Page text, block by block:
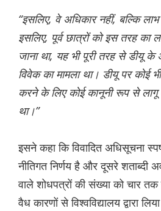
“इसलिए, वे अधिकार नहीं, बल्कि
इसलिए, पूर्व छात्रों को इस तरह का
जाना था, यह भी पूरी तरह से डीयू के
विवेक का मामला था। डीयू पर कोई
करने के लिए कोई कानूनी रूप से लागू
था।”
इसने कहा कि विवादित अधिसूचना
नीतिगत निर्णय है और दूसरे
वाले शोधपत्रों की संख्या को चार तक
वैध कारणों से विश्वविद्यालय द्वारा